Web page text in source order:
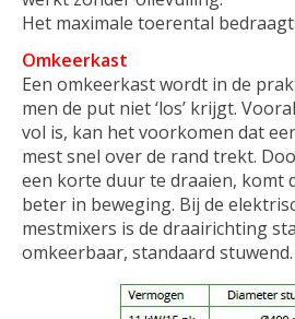
Het maximale toerental
Omkeerkast
Een omkeerkast wordt in de
men de put niet ‘los’ krijgt.
vol is, kan het voorkomen dat
mest snel over de rand trekt.
een korte duur te draaien, komt
beter in beweging. Bij de
mestmixers is de draairichting
omkeerbaar, standaard stuwend.